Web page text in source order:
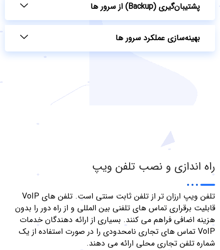
پشتیبان‌گیری (Backup) از سرور ها
بهینه‌سازی عملکرد سرور ها
راه اندازی و نصب تلفن ویپ
تلفن ویپ ارزان تر از تلفن ثابت سنتی است. تلفن های VoIP
قابلیت برقراری تماس های تلفنی بین المللی و از راه دور را بدون
هزینه اضافی فراهم می کنند. بسیاری از ارائه دهندگان خدمات
VoIP تماس های تجاری نامحدودی را در صورت استفاده از یک
شماره تلفن تجاری محلی ارائه می دهند.